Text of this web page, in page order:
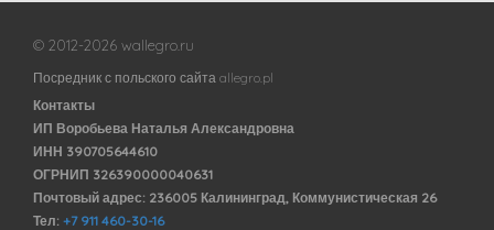
© 2012-2026 wallegro.ru
Посредник с польского сайта allegro.pl
Контакты
ИП Воробьева Наталья Александровна
ИНН 390705644610
ОГРНИП 326390000040631
Почтовый адрес: 236005 Калининград, Коммунистическая 26
Тел: +7 911 460-30-16